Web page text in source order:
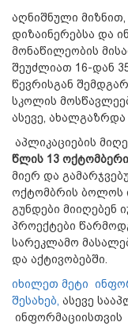
აღნიშნული
დიზაინერებსა და
მონაწილეობის
შეუძლიათ 16-დან
წევრისგან
სკოლის
ასევე, ახალგაზრდა
აპლიკაციების
წლის 13 ოქტომბერი
მიერ და
ოქტომბრის ბოლოს
გუნდები მიიღებენ
პროექტები
სარეკლამო
და აქტივობებში.
იხილეთ მეტი
შესახებ, ასევე